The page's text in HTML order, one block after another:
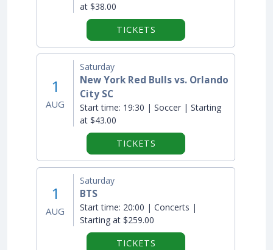
at $38.00
TICKETS
1
AUG
Saturday
New York Red Bulls vs. Orlando
City SC
Start time: 19:30 | Soccer | Starting
at $43.00
TICKETS
1
AUG
Saturday
BTS
Start time: 20:00 | Concerts |
Starting at $259.00
TICKETS